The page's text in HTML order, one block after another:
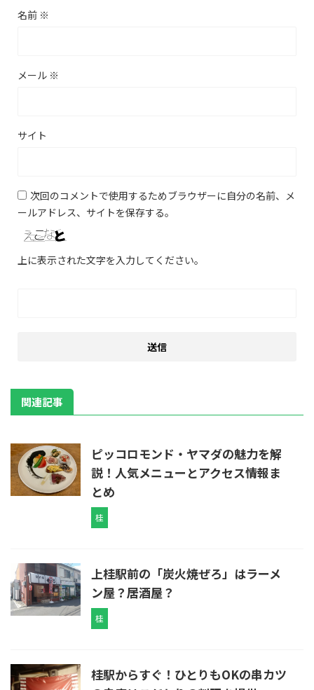
名前 ※
メール ※
サイト
次回のコメントで使用するためブラウザーに自分の名前、メ
ールアドレス、サイトを保存する。
上に表示された文字を入力してください。
関連記事
ピッコロモンド・ヤマダの魅力を解
説！人気メニューとアクセス情報ま
とめ
桂
上桂駅前の「炭火焼ぜろ」はラーメ
ン屋？居酒屋？
桂
桂駅からすぐ！ひとりもOKの串カツ